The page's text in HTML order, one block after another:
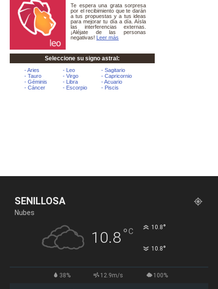
SENILLOSA
Nubes
10.8°C 10.8°
10.8°
38% 12.9m/s 100%